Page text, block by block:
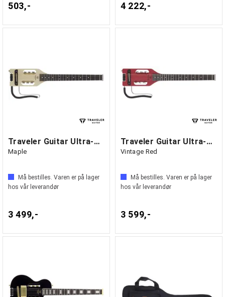
503,- 4 222,-
Traveler Guitar Ultra-Light Acoustic
Maple
Må bestilles. Varen er på lager
hos vår leverandør
3 499,-
Traveler Guitar Ultra-Light Acoustic
Vintage Red
Må bestilles. Varen er på lager
hos vår leverandør
3 599,-